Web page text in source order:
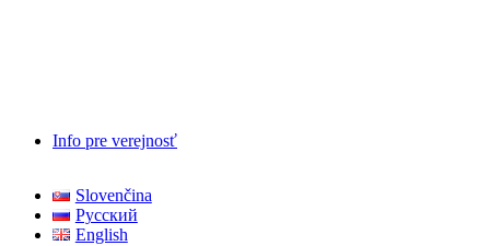
Info pre verejnosť
Slovenčina
Русский
English